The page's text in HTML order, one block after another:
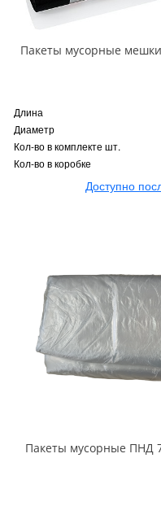
Пакеты мусорные
Длина
Диаметр
Кол-во в комплекте шт.
Кол-во в коробке
Доступно
Пакеты мусорные ПНД